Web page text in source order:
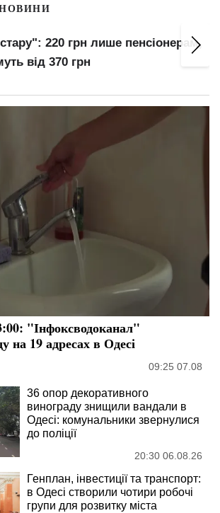
220 грн лише пенсіонерам,
від 370 грн
"Інфоксводоканал"
на 19 адресах в Одесі
09:25 07.08
36 опор декоративного
винограду знищили вандали в
Одесі: комунальники звернулися
до поліції
20:30 06.08.26
Генплан, інвестиції та транспорт:
в Одесі створили чотири робочі
групи для розвитку міста